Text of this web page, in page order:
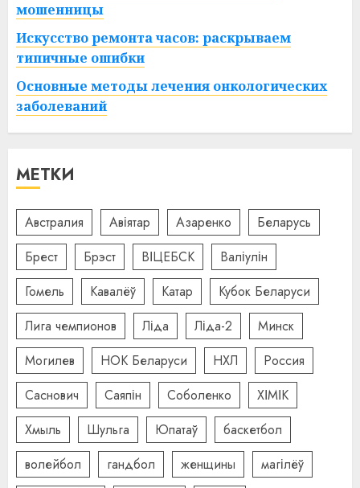
мошенницы
Искусство ремонта часов: раскрываем
типичные ошибки
Основные методы лечения онкологических
заболеваний
МЕТКИ
Австралия Авіятар Азаренко
Беларусь
Брест
Брэст ВІЦЕБСК
Валіулін
Гомель
Кавалёў Катар
Кубок Беларуси
Лига чемпионов
Ліда Ліда-2
Минск
Могилев
НОК Беларуси НХЛ
Россия
Саснович
Саяпін Соболенко
ХІМІК
Хмыль
Шульга Юпатаў
баскетбол
волейбол
гандбол женщины
магілёў